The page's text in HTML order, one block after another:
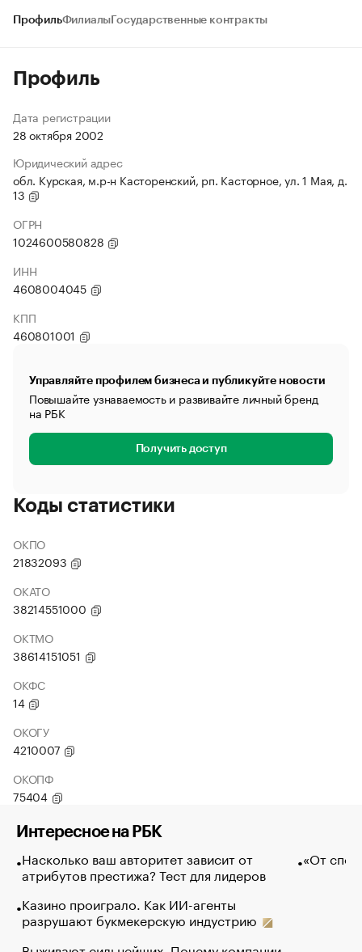
ПрофильФилиалы Государственные контракты
Профиль
Дата регистрации
28 октября 2002
Юридический адрес
обл. Курская, м.р-н Касторенский, рп. Касторное, ул. 1 Мая, д.
13
ОГРН
1024600580828
ИНН
4608004045
КПП
460801001
Управляйте профилем бизнеса и публикуйте новости
Повышайте узнаваемость и развивайте личный бренд
на РБК
Получить доступ
Коды статистики
ОКПО
21832093
ОКАТО
38214551000
ОКТМО
38614151051
ОКФС
14
ОКОГУ
4210007
ОКОПФ
75404
Интересное на РБК
Насколько ваш авторитет зависит от
атрибутов престижа? Тест для лидеров
Казино проиграло. Как ИИ-агенты
разрушают букмекерскую индустрию
«От